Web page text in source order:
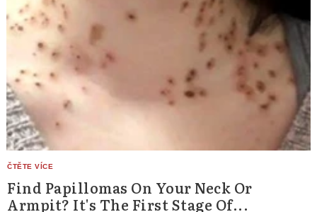
Find Papillomas On Your Neck Or
Armpit? It's The First Stage Of...